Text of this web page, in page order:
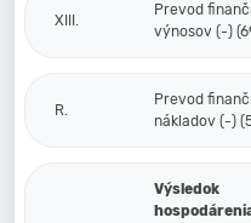
XIII.
Prevod
výnosov (-)
R.
Prevod
nákladov (-)
Výsledok